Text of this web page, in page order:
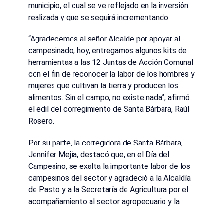
municipio, el cual se ve reflejado en la inversión
realizada y que se seguirá incrementando.
“Agradecemos al señor Alcalde por apoyar al
campesinado; hoy, entregamos algunos kits de
herramientas a las 12 Juntas de Acción Comunal
con el fin de reconocer la labor de los hombres y
mujeres que cultivan la tierra y producen los
alimentos. Sin el campo, no existe nada”, afirmó
el edil del corregimiento de Santa Bárbara, Raúl
Rosero.
Por su parte, la corregidora de Santa Bárbara,
Jennifer Mejía, destacó que, en el Día del
Campesino, se exalta la importante labor de los
campesinos del sector y agradeció a la Alcaldía
de Pasto y a la Secretaría de Agricultura por el
acompañamiento al sector agropecuario y la